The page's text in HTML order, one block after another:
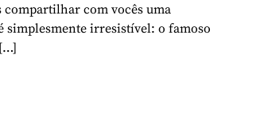
compartilhar com vocês uma
simplesmente irresistível: o famoso